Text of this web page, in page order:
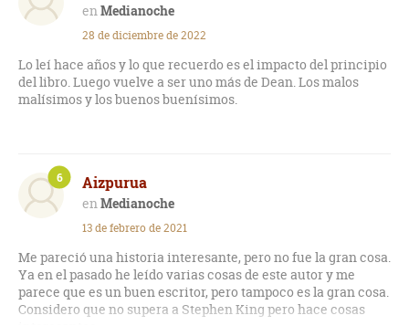
Medianoche
28 de diciembre de 2022
Lo leí hace años y lo que recuerdo es el impacto del principio
del libro. Luego vuelve a ser uno más de Dean. Los malos
malísimos y los buenos buenísimos.
Aizpurua
Medianoche
6
13 de febrero de 2021
Me pareció una historia interesante, pero no fue la gran cosa.
Ya en el pasado he leído varias cosas de este autor y me
parece que es un buen escritor, pero tampoco es la gran cosa.
Considero que no supera a Stephen King pero hace cosas